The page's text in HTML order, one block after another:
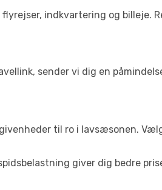
indkvartering og billeje.
sender vi dig en
til ro i lavsæsonen.
giver dig bedre